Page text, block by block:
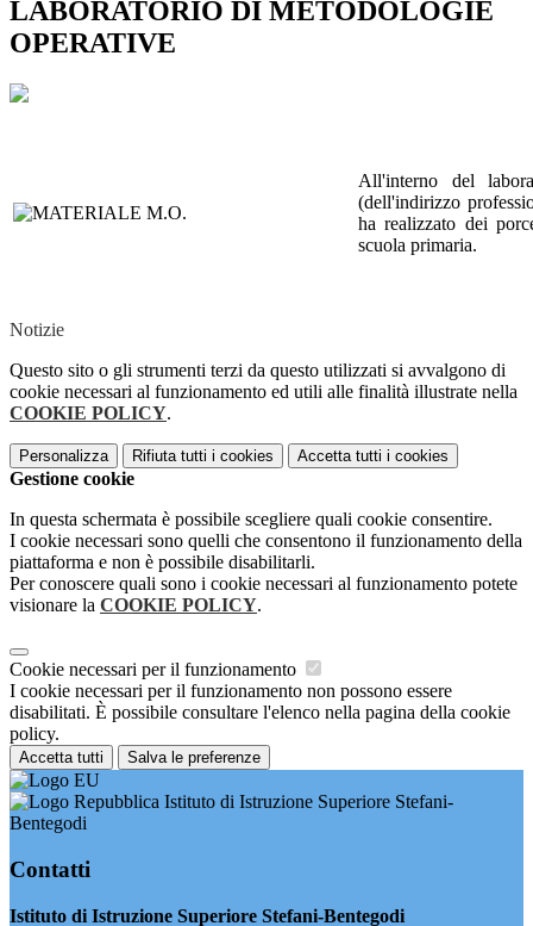
LABORATORIO DI METODOLOGIE
OPERATIVE
All'interno del
(dell'indirizzo
ha realizzato dei
scuola primaria.
Notizie
Questo sito o gli strumenti terzi da questo utilizzati si avvalgono di
cookie necessari al funzionamento ed utili alle finalità illustrate nella
COOKIE POLICY.
Personalizza Rifiuta tutti i cookies Accetta tutti i cookies
Gestione cookie
In questa schermata è possibile scegliere quali cookie consentire.
I cookie necessari sono quelli che consentono il funzionamento della
piattaforma e non è possibile disabilitarli.
Per conoscere quali sono i cookie necessari al funzionamento potete
visionare la COOKIE POLICY.
Cookie necessari per il funzionamento
I cookie necessari per il funzionamento non possono essere
disabilitati. È possibile consultare l'elenco nella pagina della cookie
policy.
Accetta tutti Salva le preferenze
Istituto di Istruzione Superiore Stefani-
Bentegodi
Contatti
Istituto di Istruzione Superiore Stefani-Bentegodi